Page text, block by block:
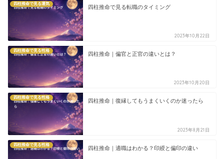
四柱推命で見る運気
四柱推命で見る転職のタイミング
2023年10月22日
四柱推命で見る性格
四柱推命｜偏官と正官の違いとは？
2023年10月20日
四柱推命で見る性格
四柱推命｜復縁してもうまくいくのか迷ったら
2023年8月21日
四柱推命で見る性格
四柱推命｜適職はわかる？印綬と偏印の違い